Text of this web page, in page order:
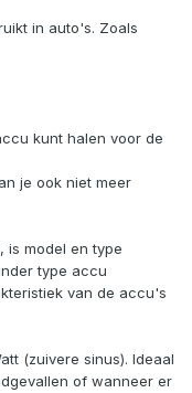
in auto's. Zoals
kunt halen voor de
je ook niet meer
is model en type
type accu
van de accu's
(zuivere sinus). Ideaal
of wanneer er